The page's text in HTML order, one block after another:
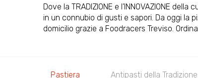
Dove la TRADIZIONE e l’INNOVAZIONE
in un connubio di gusti e sapori. Da oggi la
domicilio grazie a Foodracers Treviso.
Pastiera Antipasti della Tradizione